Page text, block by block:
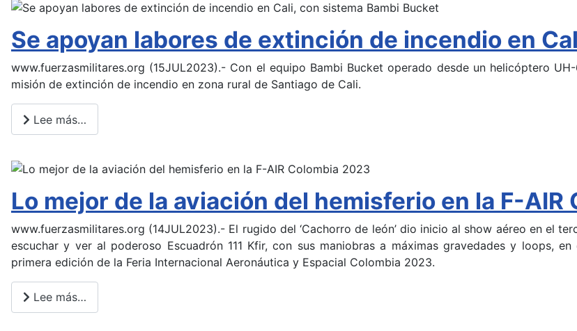
Se apoyan labores de extinción de incendio en
www.fuerzasmilitares.org (15JUL2023).- Con el equipo Bambi Bucket operado desde un helicóptero
misión de extinción de incendio en zona rural de Santiago de Cali.
Lee más…
Lo mejor de la aviación del hemisferio en la F-AIR
www.fuerzasmilitares.org (14JUL2023).- El rugido del ‘Cachorro de león’ dio inicio al show aéreo en el
escuchar y ver al poderoso Escuadrón 111 Kfir, con sus maniobras a máximas gravedades y loops,
primera edición de la Feria Internacional Aeronáutica y Espacial Colombia 2023.
Lee más…